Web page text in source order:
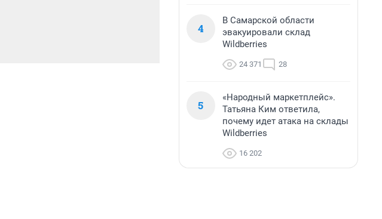
4
В Самарской области
эвакуировали склад
Wildberries
24 371 28
5
«Народный маркетплейс».
Татьяна Ким ответила,
почему идет атака на склады
Wildberries
16 202